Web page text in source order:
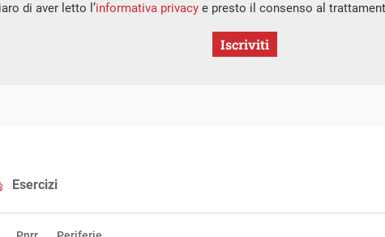
di aver letto l’informativa privacye presto il consenso al
Iscriviti
Esercizi